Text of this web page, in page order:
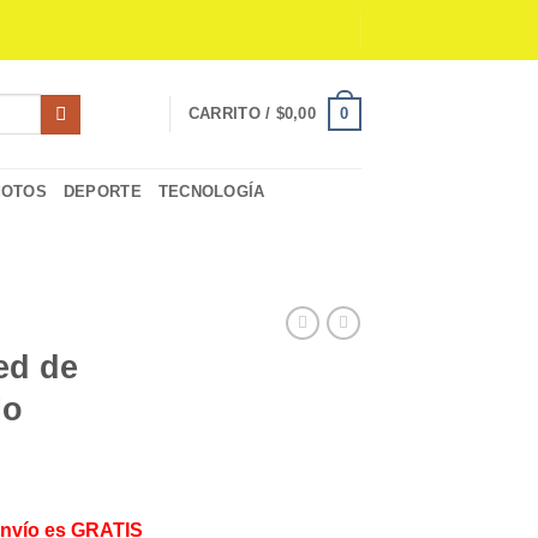
CARRITO / $0,00 0
DEPORTE TECNOLOGÍA
de
es GRATIS